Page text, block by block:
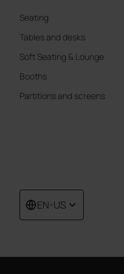
Seating
Tables and desks
Soft Seating & Lounge
Booths
Partitions and screens
EN-US